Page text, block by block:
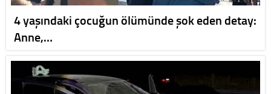
4 yaşındaki çocuğun ölümünde şok eden detay:
Anne,…